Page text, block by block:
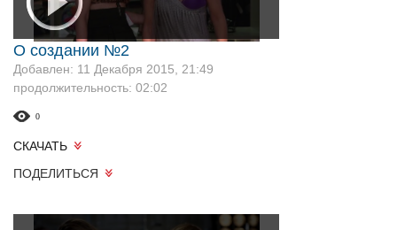
О создании №2
Добавлен: 11 Декабря 2015, 21:49
продолжительность: 02:02
0
СКАЧАТЬ
ПОДЕЛИТЬСЯ